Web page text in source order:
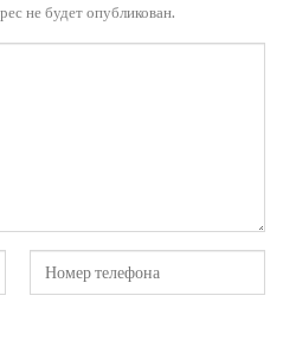
не будет опубликован.